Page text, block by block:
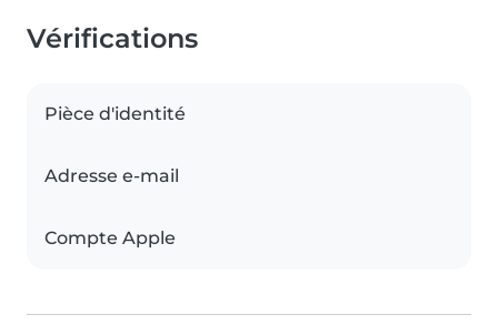
Vérifications
Pièce d'identité
Adresse e-mail
Compte Apple